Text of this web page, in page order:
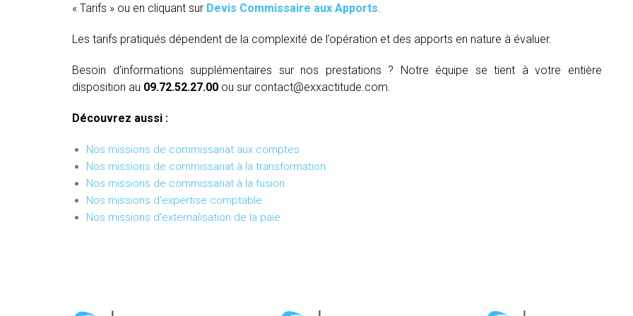
« Tarifs » ou en cliquant sur Devis Commissaire aux Apports.
Les tarifs pratiqués dépendent de la complexité de l’opération et des apports en nature à évaluer.
Besoin d’informations supplémentaires sur nos prestations ? Notre équipe se tient à votre entière
disposition au 09.72.52.27.00 ou sur contact@exxactitude.com.
Découvrez aussi :
Nos missions de commissariat aux comptes
Nos missions de commissariat à la transformation
Nos missions de commissariat à la fusion
Nos missions d'expertise comptable
Nos missions d'externalisation de la paie